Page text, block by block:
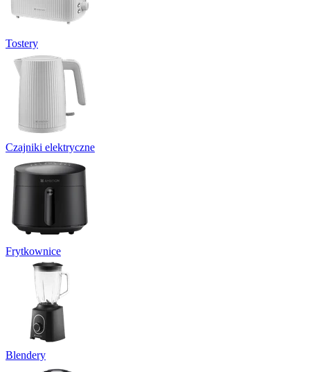
Tostery
Czajniki elektryczne
Frytkownice
Blendery